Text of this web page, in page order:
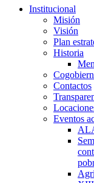
Institucional
Misión
Visión
Plan
Historia
Contactos
Eventos